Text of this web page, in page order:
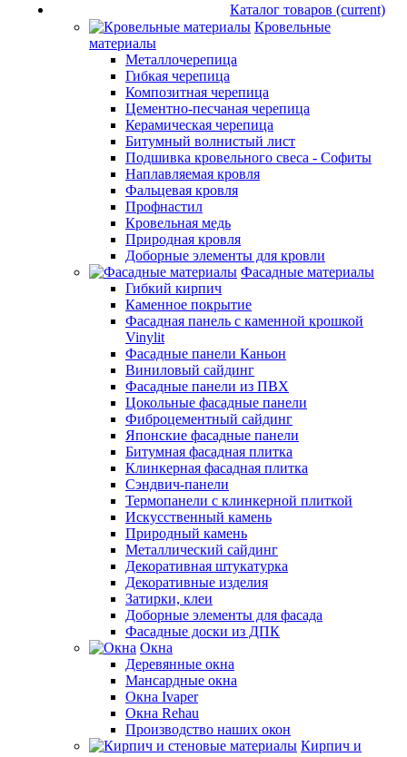
Каталог товаров (current)
Кровельные
материалы
Металлочерепица
Гибкая черепица
Композитная черепица
Цементно-песчаная черепица
Керамическая черепица
Битумный волнистый лист
Подшивка кровельного свеса - Софиты
Наплавляемая кровля
Фальцевая кровля
Профнастил
Кровельная медь
Природная кровля
Доборные элементы для кровли
Фасадные материалы
Гибкий кирпич
Каменное покрытие
Фасадная панель с каменной крошкой
Vinylit
Фасадные панели Каньон
Виниловый сайдинг
Фасадные панели из ПВХ
Цокольные фасадные панели
Фиброцементный сайдинг
Японские фасадные панели
Битумная фасадная плитка
Клинкерная фасадная плитка
Сэндвич-панели
Термопанели с клинкерной плиткой
Искусственный камень
Природный камень
Металлический сайдинг
Декоративная штукатурка
Декоративные изделия
Затирки, клеи
Доборные элементы для фасада
Фасадные доски из ДПК
Окна
Деревянные окна
Мансардные окна
Окна Ivaper
Окна Rehau
Производство наших окон
Кирпич и